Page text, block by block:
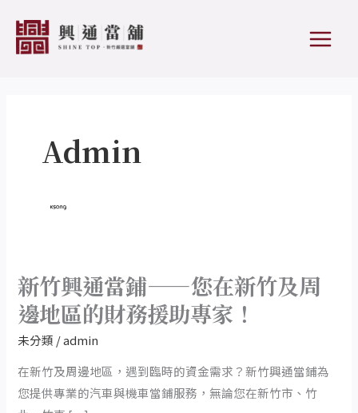
Admin
新竹興通當鋪——您在新竹及周
邊地區的財務援助專家！
未分類 /admin
在新竹及周邊地區，遇到臨時的資金需求？新竹興通當鋪為
您提供專業的汽車與機車當鋪服務，無論您在新竹市、竹
新
竹
興
通
當
鋪